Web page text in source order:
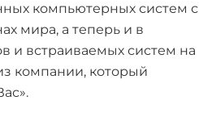
компьютерных систем с
мира, а теперь и в
и встраиваемых систем на
компании, который